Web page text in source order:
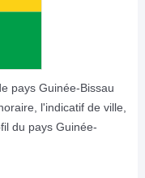
pays Guinée-Bissau
l'indicatif de ville,
du pays Guinée-